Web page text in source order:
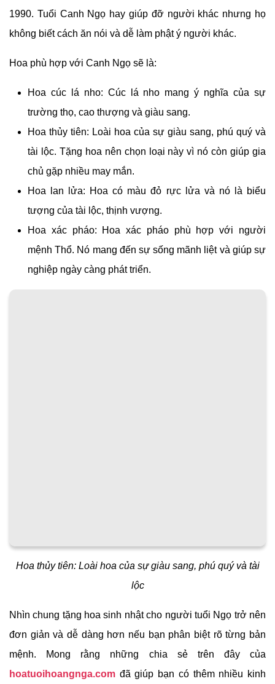
1990. Tuổi Canh Ngọ hay giúp đỡ người khác nhưng họ
không biết cách ăn nói và dễ làm phật ý người khác.
Hoa phù hợp với Canh Ngọ sẽ là:
Hoa cúc lá nho: Cúc lá nho mang ý nghĩa của sự
trường thọ, cao thượng và giàu sang.
Hoa thủy tiên: Loài hoa của sự giàu sang, phú quý và
tài lộc. Tặng hoa nên chọn loại này vì nó còn giúp gia
chủ gặp nhiều may mắn.
Hoa lan lửa: Hoa có màu đỏ rực lửa và nó là biểu
tượng của tài lộc, thịnh vượng.
Hoa xác pháo: Hoa xác pháo phù hợp với người
mệnh Thổ. Nó mang đến sự sống mãnh liệt và giúp sự
nghiệp ngày càng phát triển.
Hoa thủy tiên: Loài hoa của sự giàu sang, phú quý và tài
lộc
Nhìn chung tặng hoa sinh nhật cho người tuổi Ngọ trở nên
đơn giản và dễ dàng hơn nếu bạn phân biệt rõ từng bản
mệnh. Mong rằng những chia sẻ trên đây của
hoatuoihoangnga.com đã giúp bạn có thêm nhiều kinh